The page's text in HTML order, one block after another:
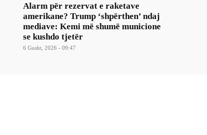
Alarm për rezervat e raketave
amerikane? Trump ‘shpërthen’ ndaj
mediave: Kemi më shumë municione
se kushdo tjetër
6 Gusht, 2026 - 09:47